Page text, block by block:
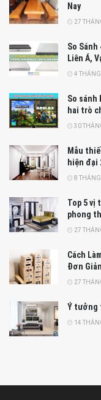
Nay
27
So
Liên Á,
4
So sánh
hai trò
30
Mẫu
hiện đại
8
Top 5 vị
phong
27
Cách
Đơn Giản
27
Ý tưởng
14